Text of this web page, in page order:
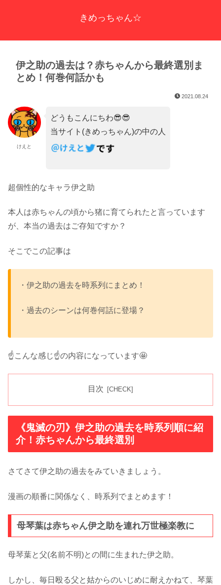
きめっちゃん☆
伊之助の過去は？赤ちゃんから最終選別ま
とめ！何巻何話かも
2021.08.24
けえと
どうもこんにちわ😎😎
当サイト(きめっちゃん)の中の人
超個性的なキャラ伊之助
本人は赤ちゃんの頃から猪に育てられたと言っています
が、本当の過去はご存知ですか？
そこでこの記事は
・伊之助の過去を時系列にまとめ！
・過去のシーンは何巻何話に登場？
☝️こんな感じ☝️の内容になっています🤩
目次
《鬼滅の刃》伊之助の過去を時系列順に紹
介！赤ちゃんから最終選別
さてさて伊之助の過去をみていきましょう。
漫画の順番に関係なく、時系列でまとめます！
母琴葉は赤ちゃん伊之助を連れ万世極楽教に
母琴葉と父(名前不明)との間に生まれた伊之助。
しかし、毎日殴る父と姑からのいじめに耐えかねて、琴葉